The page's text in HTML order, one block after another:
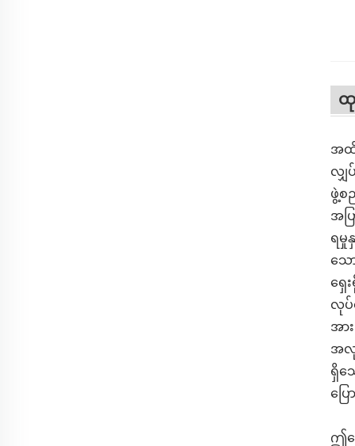
ထု
အထိ
လျှ
ဖွဲ့စ
အပ
ရမှု
သေ
ရှေ
လုပ်
အာ
အလု
ရှိသ
ပြ
ဤလ